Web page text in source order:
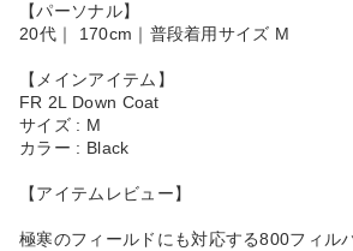
【パーソナル】
20代｜ 170cm｜普段着用サイズ M
【メインアイテム】
FR 2L Down Coat
サイズ : M
カラー : Black
【アイテムレビュー】
極寒のフィールドにも対応する800フィル